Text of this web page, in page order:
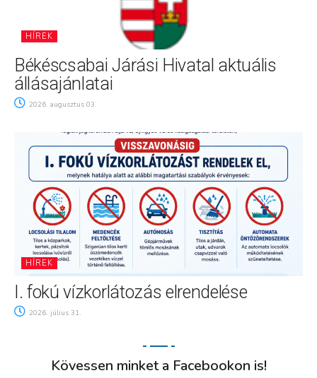
HÍREK
Békéscsabai Járási Hivatal aktuális
állásajánlatai
2026. augusztus 03.
HÍREK
I. fokú vízkorlátozás elrendelése
2026. július 31.
Kövessen minket a Facebookon is!